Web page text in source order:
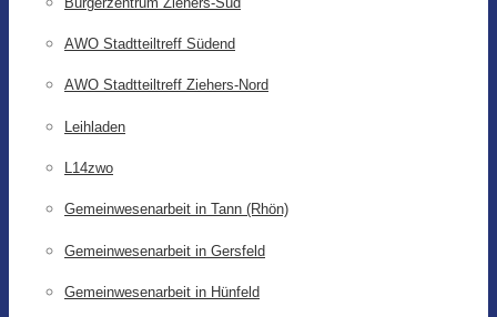
AWO Stadtteiltreff Südend
AWO Stadtteiltreff Ziehers-Nord
Leihladen
L14zwo
Gemeinwesenarbeit in Tann (Rhön)
Gemeinwesenarbeit in Gersfeld
Gemeinwesenarbeit in Hünfeld